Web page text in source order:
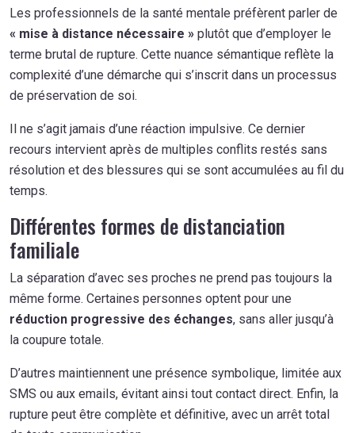
Les professionnels de la santé mentale préfèrent parler de
« mise à distance nécessaire » plutôt que d’employer le
terme brutal de rupture. Cette nuance sémantique reflète la
complexité d’une démarche qui s’inscrit dans un processus
de préservation de soi.
Il ne s’agit jamais d’une réaction impulsive. Ce dernier
recours intervient après de multiples conflits restés sans
résolution et des blessures qui se sont accumulées au fil du
temps.
Différentes formes de distanciation
familiale
La séparation d’avec ses proches ne prend pas toujours la
même forme. Certaines personnes optent pour une
réduction progressive des échanges, sans aller jusqu’à
la coupure totale.
D’autres maintiennent une présence symbolique, limitée aux
SMS ou aux emails, évitant ainsi tout contact direct. Enfin, la
rupture peut être complète et définitive, avec un arrêt total